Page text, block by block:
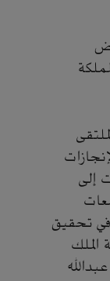
إلى
تحقيق